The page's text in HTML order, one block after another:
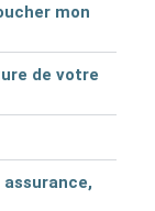
mon
de votre